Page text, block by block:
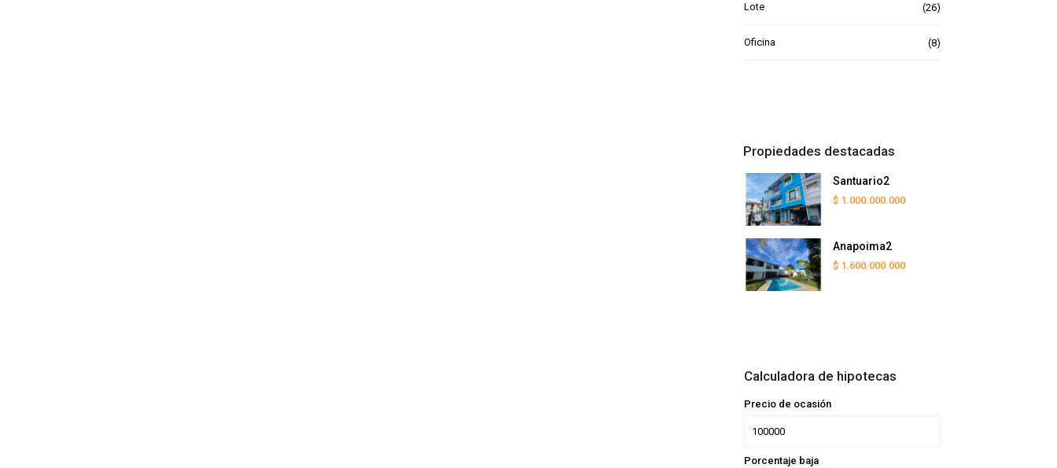
Lote (26)
Oficina (8)
Propiedades destacadas
Santuario2
$ 1.000.000.000
Anapoima2
$ 1.600.000.000
Calculadora de hipotecas
Precio de ocasión
Porcentaje baja